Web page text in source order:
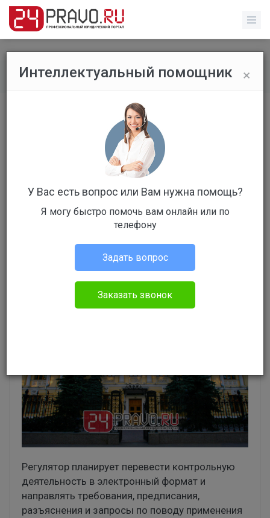
Все публикации / Без указания категории
Банк России будет направлять
запросы поднадзорным
организациям через новый Единый
Администрация портала
Без указания категории
Регулятор планирует перевести контрольную
деятельность в электронный формат и
направлять требования, предписания,
разъяснения и запросы по поводу применения
×
Интеллектуальный помощник
У Вас есть вопрос или Вам нужна помощь?
Я могу быстро помочь вам онлайн или по
телефону
Задать вопрос
Заказать звонок